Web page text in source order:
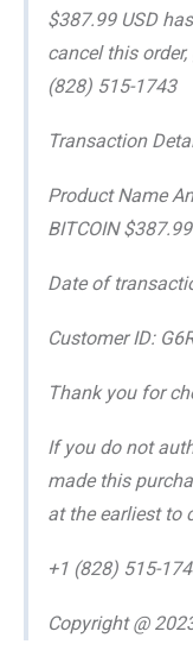
$387.99 USD
cancel this
(828) 515-1743
Transaction
Product Name
BITCOIN
Date of
Customer ID:
Thank you for
If you do not
made this
at the earliest to
+1 (828) 515-
Copyright @